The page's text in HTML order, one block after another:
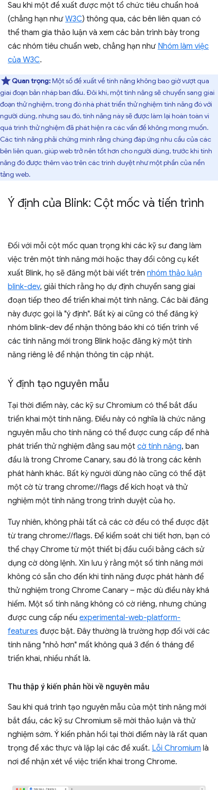
Sau khi một đề xuất được một tổ chức tiêu chuẩn hoá
(chẳng hạn như W3C) thông qua, các bên liên quan có
thể tham gia thảo luận và xem các bản trình bày trong
các nhóm tiêu chuẩn web, chẳng hạn như Nhóm làm việc
của W3C.
Quan trọng:Một số đề xuất về tính năng không bao giờ vượt qua
giai đoạn bản nháp ban đầu. Đôi khi, một tính năng sẽ chuyển sang giai
đoạn thử nghiệm, trong đó nhà phát triển thử nghiệm tính năng đó với
người dùng, nhưng sau đó, tính năng này sẽ được làm lại hoàn toàn vì
quá trình thử nghiệm đã phát hiện ra các vấn đề không mong muốn.
Các tính năng phải chứng minh rằng chúng đáp ứng nhu cầu của các
bên liên quan, giúp web trở nên tốt hơn cho người dùng, trước khi tính
năng đó được thêm vào trên các trình duyệt như một phần của nền
tảng web.
Ý định của Blink: Cột mốc và tiến trình
Đối với mỗi cột mốc quan trọng khi các kỹ sư đang làm
việc trên một tính năng mới hoặc thay đổi công cụ kết
xuất Blink, họ sẽ đăng một bài viết trên nhóm thảo luận
blink-dev, giải thích rằng họ dự định chuyển sang giai
đoạn tiếp theo để triển khai một tính năng. Các bài đăng
này được gọi là "ý định". Bất kỳ ai cũng có thể đăng ký
nhóm blink-dev để nhận thông báo khi có tiến trình về
các tính năng mới trong Blink hoặc đăng ký một tính
năng riêng lẻ để nhận thông tin cập nhật.
Ý định tạo nguyên mẫu
Tại thời điểm này, các kỹ sư Chromium có thể bắt đầu
triển khai một tính năng. Điều này có nghĩa là chức năng
nguyên mẫu cho tính năng có thể được cung cấp để nhà
phát triển thử nghiệm đằng sau một cờ tính năng, ban
đầu là trong Chrome Canary, sau đó là trong các kênh
phát hành khác. Bất kỳ người dùng nào cũng có thể đặt
một cờ từ trang chrome://flags để kích hoạt và thử
nghiệm một tính năng trong trình duyệt của họ.
Tuy nhiên, không phải tất cả các cờ đều có thể được đặt
từ trang chrome://flags. Để kiểm soát chi tiết hơn, bạn có
thể chạy Chrome từ một thiết bị đầu cuối bằng cách sử
dụng cờ dòng lệnh. Xin lưu ý rằng một số tính năng mới
không có sẵn cho đến khi tính năng được phát hành để
thử nghiệm trong Chrome Canary – mặc dù điều này khá
hiếm. Một số tính năng không có cờ riêng, nhưng chúng
được cung cấp nếu experimental-web-platform-
features được bật. Đây thường là trường hợp đối với các
tính năng "nhỏ hơn" mất không quá 3 đến 6 tháng để
triển khai, nhiều nhất là.
Thu thập ý kiến phản hồi về nguyên mẫu
Sau khi quá trình tạo nguyên mẫu của một tính năng mới
bắt đầu, các kỹ sư Chromium sẽ mời thảo luận và thử
nghiệm sớm. Ý kiến phản hồi tại thời điểm này là rất quan
trọng để xác thực và lặp lại các đề xuất. Lỗi Chromium là
nơi để nhận xét về việc triển khai trong Chrome.